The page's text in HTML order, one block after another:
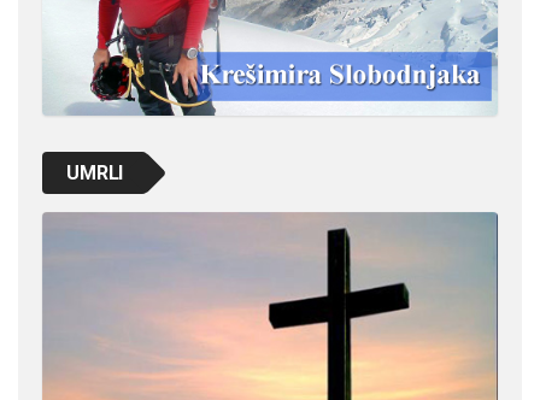
UMRLI